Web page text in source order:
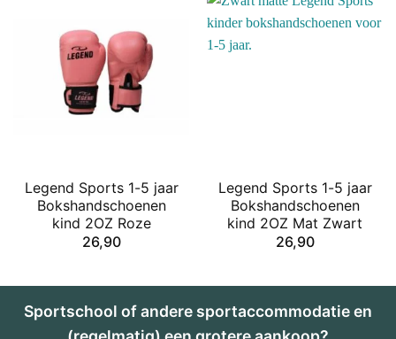
Legend Sports 1-5 jaar
Bokshandschoenen
kind 2OZ Roze
26,90
Legend Sports 1-5 jaar
Bokshandschoenen
kind 2OZ Mat Zwart
26,90
Sportschool of andere sportaccommodatie en